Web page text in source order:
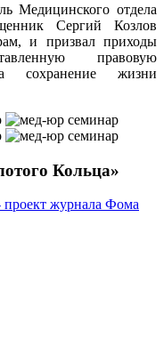
Медицинского отдела
Сергий Козлов
и призвал приходы
правовую
сохранение жизни
Кольца»